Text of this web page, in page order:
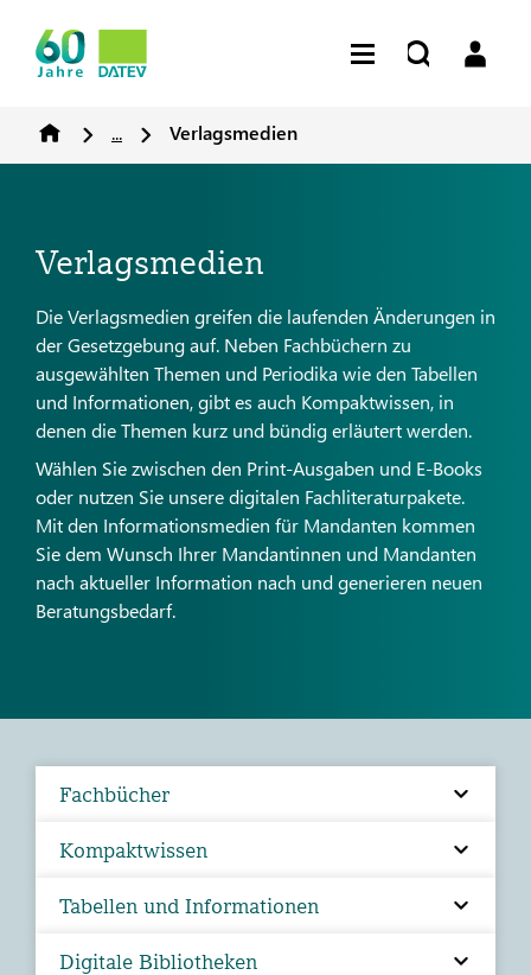
... Verlagsmedien
Verlagsmedien
Die Verlagsmedien greifen die laufenden Änderungen in
der Gesetzgebung auf. Neben Fachbüchern zu
ausgewählten Themen und Periodika wie den Tabellen
und Informationen, gibt es auch Kompaktwissen, in
denen die Themen kurz und bündig erläutert werden.
Wählen Sie zwischen den Print-Ausgaben und E-Books
oder nutzen Sie unsere digitalen Fachliteraturpakete.
Mit den Informationsmedien für Mandanten kommen
Sie dem Wunsch Ihrer Mandantinnen und Mandanten
nach aktueller Information nach und generieren neuen
Beratungsbedarf.
Fachbücher
Kompaktwissen
Tabellen und Informationen
Digitale Bibliotheken